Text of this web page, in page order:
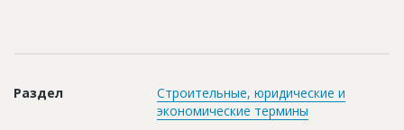
Пресс-релизы
Раздел
Строительные, юридические и
экономические термины